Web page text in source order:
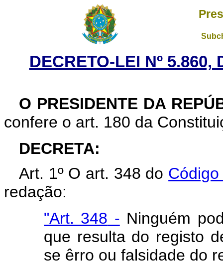
DECRETO-LEI Nº 5.860,
O PRESIDENTE DA
confere o art. 180 da
DECRETA:
Art. 1º O art. 348 do
redação:
"Art. 348 - Ninguém
que resulta do registo
se êrro ou falsidade do